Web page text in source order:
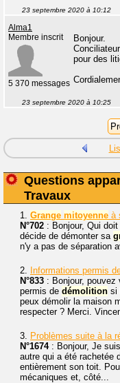
23 septembre 2020 à 10:12
Alma1
Membre inscrit
5 370 messages
Bonjour.
pour des
23 septembre 2020 à 10:25
Questions
Travaux
1. Grange mitoyenne à
N°702 : Bonjour, Qui
décide de démonter sa
n'y a pas de séparation
2. Informations permis
N°833 : Bonjour,
permis de démolition si
peux démolir la maison
respecter ? Merci.
3. Problèmes suite à la
N°1674: Bonjour, Je
autre qui a été rachetée
entièrement son toit.
mécaniques et, côté...